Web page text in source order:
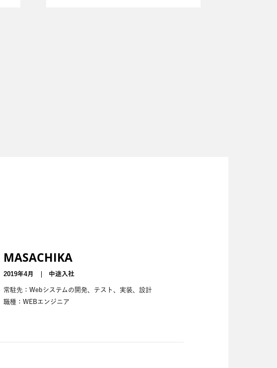
MASACHIKA
2019年4月 中途入社
常駐先：Webシステムの開発、テスト、実装、設計
職種：WEBエンジニア